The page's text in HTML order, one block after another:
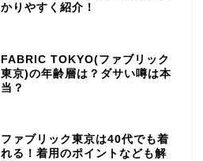
かりやすく紹介！
FABRIC TOKYO(ファブリック
東京)の年齢層は？ダサい噂は本
当？
ファブリック東京は40代でも着
れる！着用のポイントなども解